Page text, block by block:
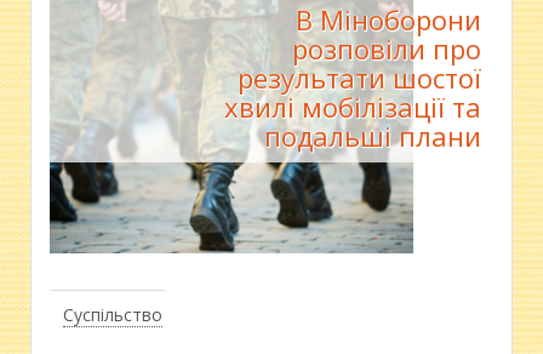
Суспільство
В Міноборони
розповіли про
результати шостої
хвилі мобілізації та
подальші плани